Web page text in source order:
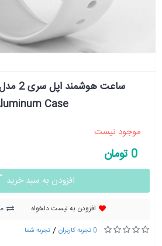
Case
موجود نیست
0 تومان
افزودن به سبد خرید
افزودن به لیست دلخواه
0 تجربه کاربران / تجربه شما